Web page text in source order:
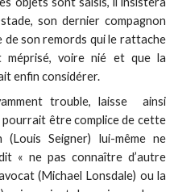
son dernier compagnon
son remords qui le rattache
méprisé, voire nié et que la
enfin considérer.
trouble, laisse ainsi
être complice de cette
Seigner) lui-même ne
« ne pas connaître d’autre
(Michael Lonsdale) ou la